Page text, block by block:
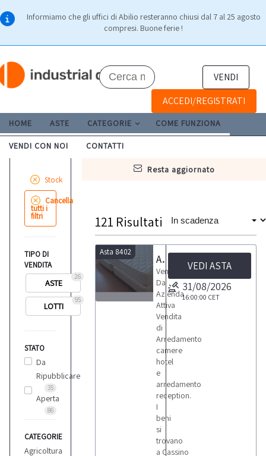
Informiamo che gli uffici di Abilio resteranno chiusi dal 7 al 25 agosto
compresi. Buone ferie !
VENDI
ACCEDI/REGISTRATI
HOME ASTE CATEGORIE COME FUNZIONA
VENDI CON NOI CONTATTI
resta aggiornato
Stock
Cancella
tutti i
filtri
TIPO DI
VENDITA
26
ASTE
95
LOTTI
STATO
Da
Ripubblicare
35
Aperta
86
CATEGORIE
Agricoltura
121 Risultati
Asta 8402
Arredamento camere hotel e arredamento reception
Vendita
Da
Azienda
Attiva
Vendita
di
Arredamento
camere
hotel
e
arredamento
reception.
I
beni
si
trovano
a Cassino
VEDI ASTA
31/08/2026
16:00:00 CET